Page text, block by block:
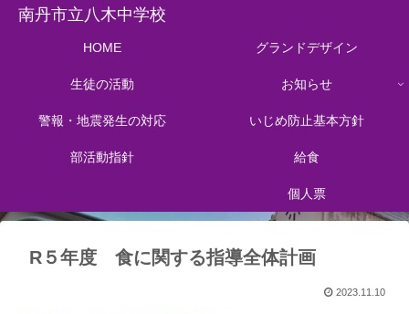
南丹市立八木中学校
HOME グランドデザイン
生徒の活動 お知らせ
警報・地震発生の対応 いじめ防止基本方針
部活動指針 給食
個人票
R５年度 食に関する指導全体計画
2023.11.10